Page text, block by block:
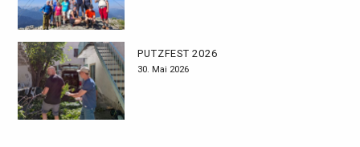
PUTZFEST 2026
30. Mai 2026